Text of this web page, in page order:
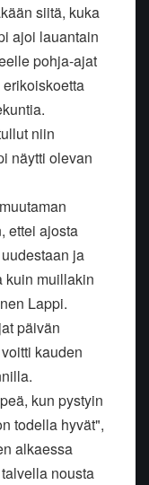
siitä, kuka
ajoi lauantain
pohja-ajat
niin
näytti olevan
ettei ajosta
ja
kuin muillakin
Lappi.
päivän
kauden
kun pystyin
todella hyvät",
alkaessa
nousta